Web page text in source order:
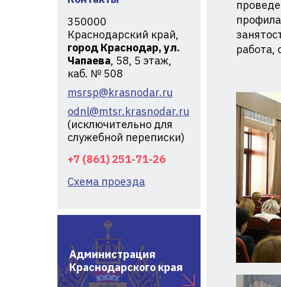
350000
Краснодарский край,
город Краснодар, ул.
Чапаева, 58, 5 этаж,
каб. № 508
msrsp@krasnodar.ru
odnl@mtsr.krasnodar.ru
(исключительно для
служебной переписки)
+7 (861) 251-71-26
Схема проезда
Администрация
Краснодарского края